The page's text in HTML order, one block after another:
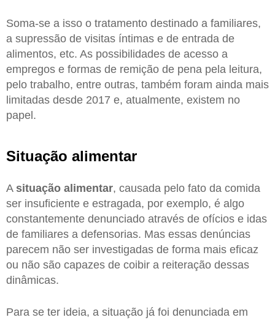
Soma-se a isso o tratamento destinado a familiares,
a supressão de visitas íntimas e de entrada de
alimentos, etc. As possibilidades de acesso a
empregos e formas de remição de pena pela leitura,
pelo trabalho, entre outras, também foram ainda mais
limitadas desde 2017 e, atualmente, existem no
papel.
Situação alimentar
A situação alimentar, causada pelo fato da comida
ser insuficiente e estragada, por exemplo, é algo
constantemente denunciado através de ofícios e idas
de familiares a defensorias. Mas essas denúncias
parecem não ser investigadas de forma mais eficaz
ou não são capazes de coibir a reiteração dessas
dinâmicas.
Para se ter ideia, a situação já foi denunciada em